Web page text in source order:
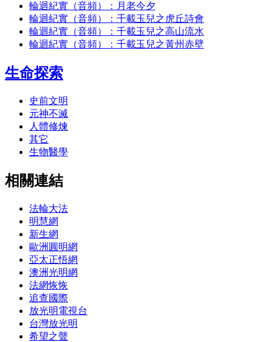
輪迴紀實（音頻）：月老今夕
輪迴紀實（音頻）：千載玉兒之虎丘詩會
輪迴紀實（音頻）：千載玉兒之高山流水
輪迴紀實（音頻）：千載玉兒之黃州赤壁
生命探索
史前文明
元神不滅
人體修煉
其它
生物醫學
相關連結
法輪大法
明慧網
新生網
歐洲圓明網
亞太正悟網
澳洲光明網
法網恢恢
追查國際
放光明電視台
台灣放光明
希望之聲